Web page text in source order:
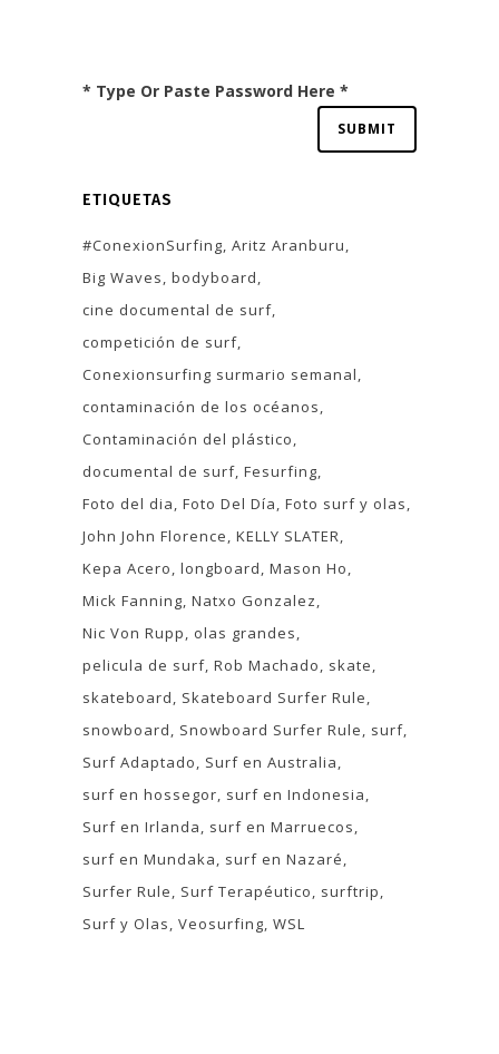
* Type Or Paste Password Here *
ETIQUETAS
#ConexionSurfing Aritz Aranburu
Big Waves bodyboard
cine documental de surf
competición de surf
Conexionsurfing surmario semanal
contaminación de los océanos
Contaminación del plástico
documental de surf Fesurfing
Foto del dia Foto Del Día Foto surf y olas
John John Florence KELLY SLATER
Kepa Acero longboard Mason Ho
Mick Fanning Natxo Gonzalez
Nic Von Rupp
olas grandes
pelicula de surf Rob Machado
skate
skateboard
Skateboard Surfer Rule
snowboard
Snowboard Surfer Rule
surf
Surf Adaptado
Surf en Australia
surf en hossegor surf en Indonesia
Surf en Irlanda
surf en Marruecos
surf en Mundaka
surf en Nazaré
Surfer Rule
Surf Terapéutico
surftrip
Surf y Olas Veosurfing WSL